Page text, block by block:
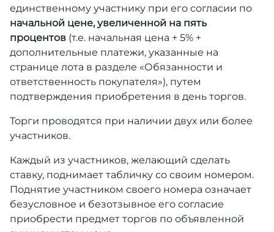
единственному участнику при его согласии по
начальной цене, увеличенной на пять
процентов (т.е. начальная цена + 5% +
дополнительные платежи, указанные на
странице лота в разделе «Обязанности и
ответственность покупателя»), путем
подтверждения приобретения в день торгов.
Торги проводятся при наличии двух или более
участников.
Каждый из участников, желающий сделать
ставку, поднимает табличку со своим номером.
Поднятие участником своего номера означает
безусловное и безотзывное его согласие
приобрести предмет торгов по объявленной